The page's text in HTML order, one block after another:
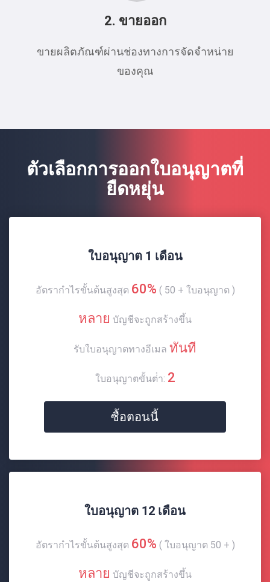
2. ขายออก
ขายผลิตภัณฑ์ผ่านช่องทางการจัดจําหน่าย
ของคุณ
ตัวเลือกการออกใบอนุญาตที่
ยืดหยุ่น
ใบอนุญาต 1 เดือน
อัตรากําไรขั้นต้นสูงสุด 60% ( 50 + ใบอนุญาต )
หลาย บัญชีจะถูกสร้างขึ้น
รับใบอนุญาตทางอีเมล ทันที
ใบอนุญาตขั้นต่ํา: 2
ซื้อตอนนี้
ใบอนุญาต 12 เดือน
อัตรากําไรขั้นต้นสูงสุด 60% ( ใบอนุญาต 50 + )
หลาย บัญชีจะถูกสร้างขึ้น